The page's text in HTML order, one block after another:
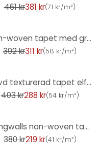
461 kr381 kr(71 kr/m²)
Non-woven tapet med grafiska prov i guld
392 kr311 kr(58 kr/m²)
Vävd texturerad tapet elfenben - mjuk non-woven tapet
403 kr288 kr(54 kr/m²)
Livingwalls non-woven tapet Metropolitan Stories tapet, enfärgad Mio Tokyo rosa
380 kr219 kr(41 kr/m²)